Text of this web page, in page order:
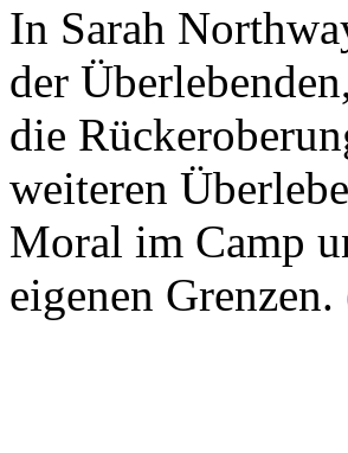
In Sarah
der
die
weiteren
Moral im Camp
eigenen Grenzen.